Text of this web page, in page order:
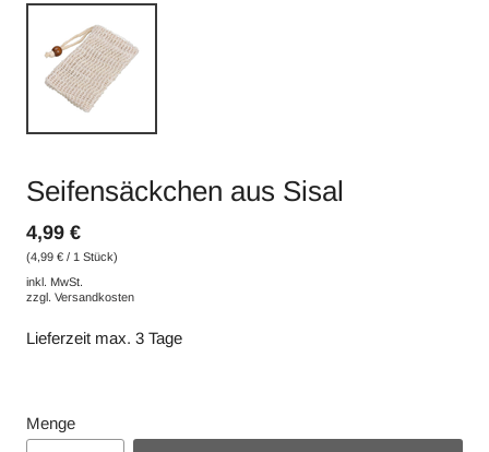
Seifensäckchen aus Sisal
4,99 €
(4,99 € / 1 Stück)
inkl. MwSt.
zzgl. Versandkosten
Lieferzeit max. 3 Tage
Menge